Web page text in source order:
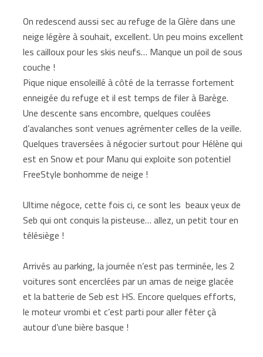
On redescend aussi sec au refuge de la Glère dans une
neige légère à souhait, excellent. Un peu moins excellent
les cailloux pour les skis neufs… Manque un poil de sous
couche !
Pique nique ensoleillé à côté de la terrasse fortement
enneigée du refuge et il est temps de filer à Barège.
Une descente sans encombre, quelques coulées
d’avalanches sont venues agrémenter celles de la veille.
Quelques traversées à négocier surtout pour Hélène qui
est en Snow et pour Manu qui exploite son potentiel
FreeStyle bonhomme de neige !
Ultime négoce, cette fois ci, ce sont les beaux yeux de
Seb qui ont conquis la pisteuse… allez, un petit tour en
télésiège !
Arrivés au parking, la journée n’est pas terminée, les 2
voitures sont encerclées par un amas de neige glacée
et la batterie de Seb est HS. Encore quelques efforts,
le moteur vrombi et c’est parti pour aller fêter çà
autour d’une bière basque !